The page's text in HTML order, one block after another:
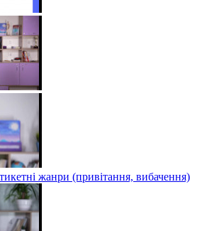
жанри (привітання, вибачення)